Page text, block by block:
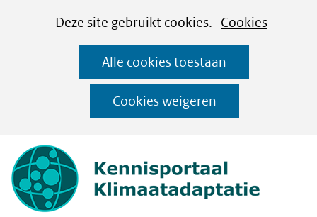
CookiesDeze site gebruikt cookies. Cookies
op
deze
website
Alle cookies toestaan
Cookies weigeren
Ga
naar
de
inhoud